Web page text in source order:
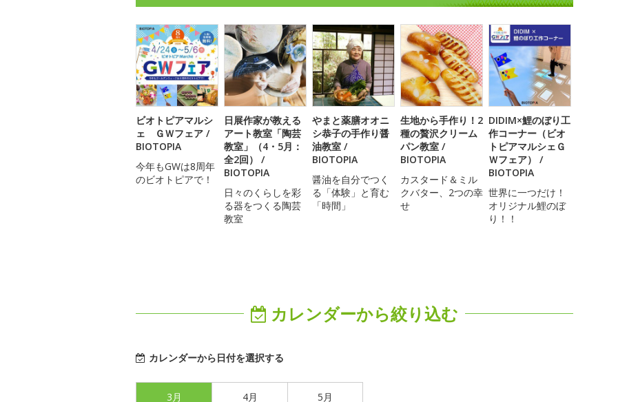
ビオトピアマルシ
ェ ＧＷフェア /
BIOTOPIA
今年もGWは8周年
のビオトピアで！
日展作家が教える
アート教室「陶芸
教室」（4・5月：
全2回） /
BIOTOPIA
日々のくらしを彩
る器をつくる陶芸
教室
やまと薬膳オオニ
シ恭子の手作り醤
油教室 /
BIOTOPIA
醤油を自分でつく
る「体験」と育む
「時間」
生地から手作り！2
種の贅沢クリーム
パン教室 /
BIOTOPIA
カスタード＆ミル
クバター、2つの幸
せ
DIDIM×鯉のぼり工
作コーナー（ビオ
トピアマルシェＧ
Ｗフェア） /
BIOTOPIA
世界に一つだけ！
オリジナル鯉のぼ
り！！
カレンダーから絞り込む
カレンダーから日付を選択する
3月 4月 5月